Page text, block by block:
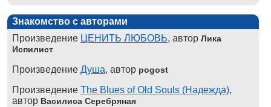
Знакомство с авторами
Произведение ЦЕНИТЬ ЛЮБОВЬ, автор Лика
Испилист
Произведение Душа, автор pogost
Произведение The Blues of Old Souls (Надежда),
автор Василиса Серебряная